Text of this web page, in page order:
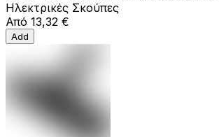
Ηλεκτρικές Σκούπες
Από 13,32 €
Add